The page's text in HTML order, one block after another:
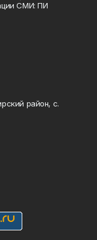
СМИ: ПИ
район, с.